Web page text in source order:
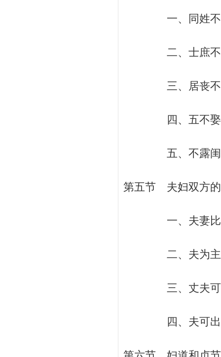
一、同姓不
二、士庶不
三、居丧不
四、五不娶
五、不露闺
第五节 夫妇双方
一、夫妻比天
二、夫为主
三、丈夫可
四、夫可出妻